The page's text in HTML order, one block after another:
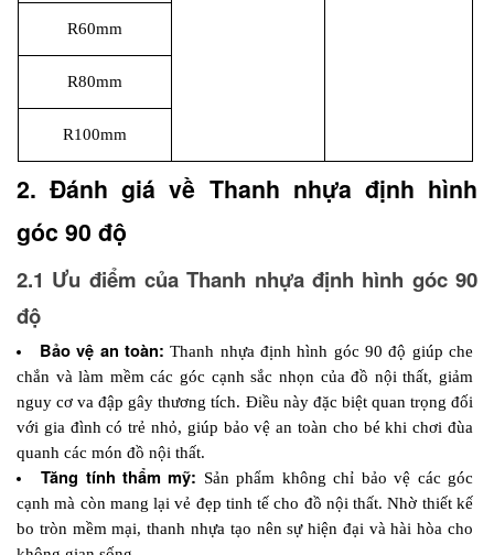
R60mm
R80mm
R100mm
2. Đánh giá về Thanh nhựa định hình
góc 90 độ
2.1 Ưu điểm của Thanh nhựa định hình góc 90
độ
Bảo vệ an toàn: Thanh nhựa định hình góc 90 độ giúp che
chắn và làm mềm các góc cạnh sắc nhọn của đồ nội thất, giảm
nguy cơ va đập gây thương tích. Điều này đặc biệt quan trọng đối
với gia đình có trẻ nhỏ, giúp bảo vệ an toàn cho bé khi chơi đùa
quanh các món đồ nội thất.
Tăng tính thẩm mỹ: Sản phẩm không chỉ bảo vệ các góc
cạnh mà còn mang lại vẻ đẹp tinh tế cho đồ nội thất. Nhờ thiết kế
bo tròn mềm mại, thanh nhựa tạo nên sự hiện đại và hài hòa cho